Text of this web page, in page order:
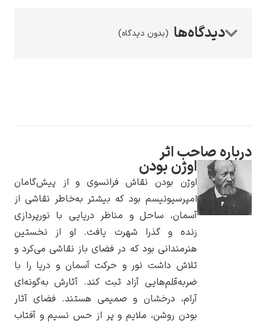
پل سزان
یوهانس فرمیر
(بدون دیدگاه)
درباره صاحب اثر
اوژن بودن
اوژن بودن نقاش فرانسوی و از پیش‌گامان
امپرسیونیسم بود که بیشتر به‌خاطر نقاشی از
آسمان، ساحل و مناظر دریایی با نورپردازی
زنده و گذرا شهرت یافت. او از نخستین
هنرمندانی بود که در فضای باز نقاشی می‌کرد و
تلاش داشت نور و حرکت آسمان و دریا را با
ضربه‌قلم‌هایی آزاد ثبت کند. آثارش به‌گونه‌ای
آرام، درخشان و صمیمی هستند. فضای آثار
بودن روشن، ملایم و پر از حس نسیم و آفتاب